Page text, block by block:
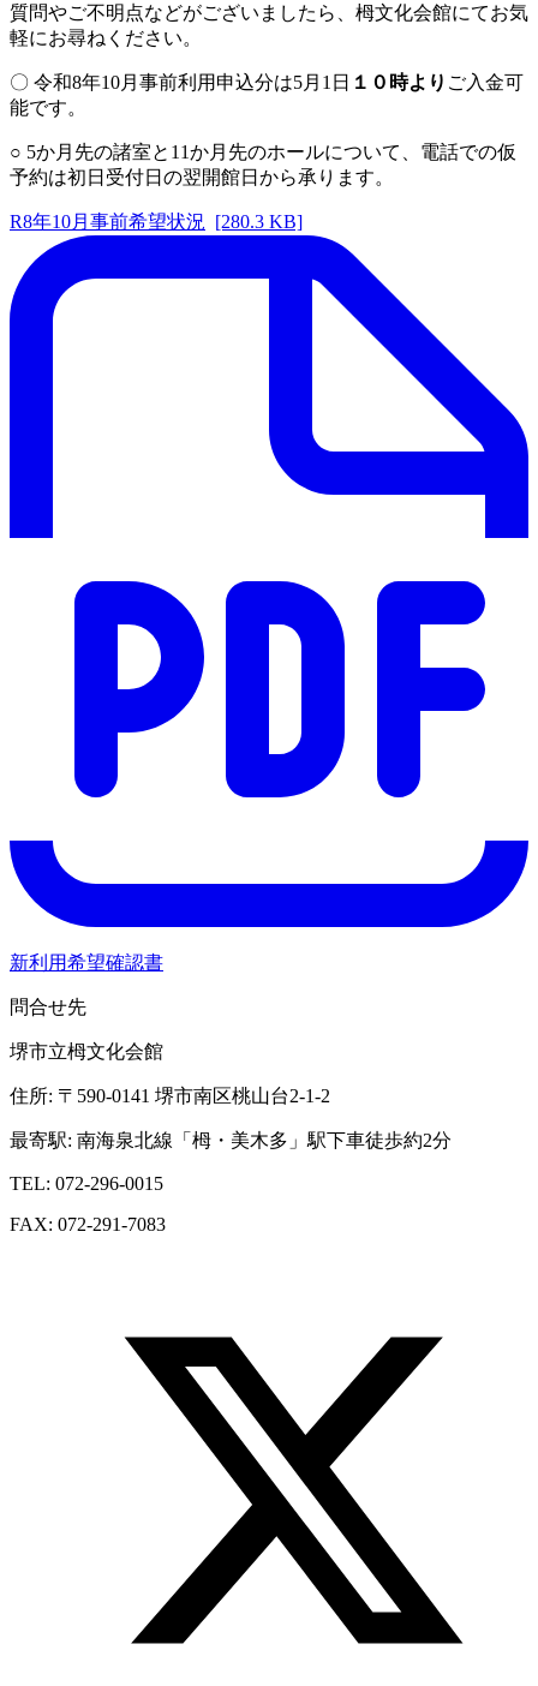
質問やご不明点などがございましたら、栂文化会館にてお気
軽にお尋ねください。
〇 令和8年10月事前利用申込分は5月1日 １０時より ご入金可
能です。
○ 5か月先の諸室と11か月先のホールについて、電話での仮
予約は初日受付日の翌開館日から承ります。
R8年10月事前希望状況 [280.3 KB]
新利用希望確認書
問合せ先
堺市立栂文化会館
住所: 〒590-0141 堺市南区桃山台2-1-2
最寄駅: 南海泉北線「栂・美木多」駅下車徒歩約2分
TEL: 072-296-0015
FAX: 072-291-7083